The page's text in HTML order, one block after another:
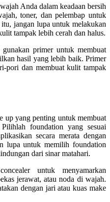
Anda dalam keadaan bersih
toner, dan pelembap untuk
jangan lupa untuk melakukan
tampak lebih cerah dan halus.
gunakan primer untuk membuat
hasil yang lebih baik. Primer
pori dan membuat kulit tampak
up yang penting untuk membuat
foundation yang sesuai
secara merata dengan
lupa untuk memilih foundation
dari sinar matahari.
untuk menyamarkan
jerawat, atau noda di wajah.
dengan jari atau kuas make